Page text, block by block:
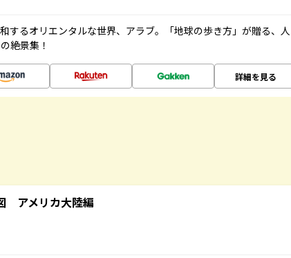
するオリエンタルな世界、アラブ。「地球の歩き方」が贈る、人
絶景集！
詳細を見る
アメリカ大陸編